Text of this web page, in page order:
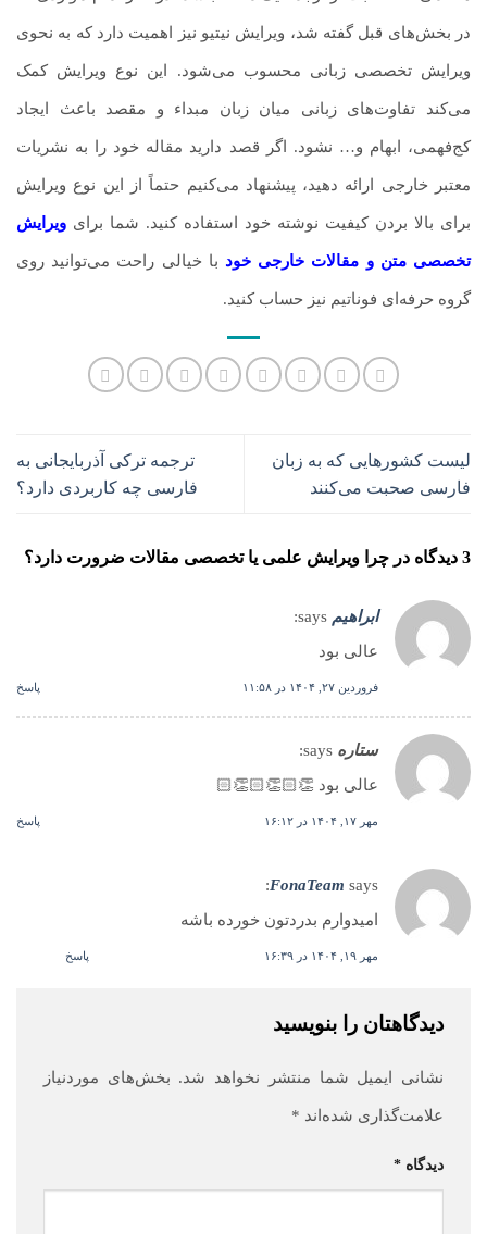
در بخش‌های قبل گفته شد، ویرایش نیتیو نیز اهمیت دارد که به نحوی
ویرایش تخصصی زبانی محسوب می‌شود. این نوع ویرایش کمک
می‌کند تفاوت‌های زبانی میان زبان مبداء و مقصد باعث ایجاد
کج‌فهمی، ابهام و… نشود. اگر قصد دارید مقاله خود را به نشریات
معتبر خارجی ارائه دهید، پیشنهاد می‌کنیم حتماً از این نوع ویرایش
برای بالا بردن کیفیت نوشته خود استفاده کنید. شما برای ویرایش
تخصصی متن و مقالات خارجی خود با خیالی راحت می‌توانید روی
گروه حرفه‌ای فوناتیم نیز حساب کنید.
لیست کشورهایی که به زبان
فارسی صحبت می‌کنند
ترجمه ترکی آذربایجانی به
فارسی چه کاربردی دارد؟
3 دیدگاه در چرا ویرایش علمی یا تخصصی مقالات ضرورت دارد؟
ابراهیم says:
عالی بود
فروردین ۲۷, ۱۴۰۴ در ۱۱:۵۸ پاسخ
ستاره says:
عالی بود 👏🏻👏🏻👏🏻
مهر ۱۷, ۱۴۰۴ در ۱۶:۱۲ پاسخ
FonaTeam says:
امیدوارم بدردتون خورده باشه
مهر ۱۹, ۱۴۰۴ در ۱۶:۳۹ پاسخ
دیدگاهتان را بنویسید
نشانی ایمیل شما منتشر نخواهد شد. بخش‌های موردنیاز
علامت‌گذاری شده‌اند *
دیدگاه *